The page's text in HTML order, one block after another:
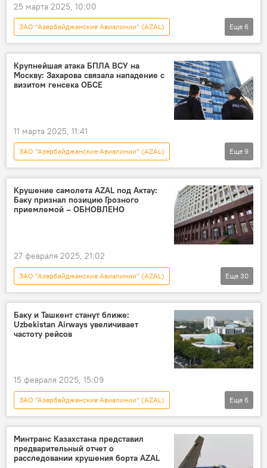
25 марта 2025, 10:00
ЗАО "Азербайджанские Авиалинии" (AZAL)
Новости
Россия
Азербайджан
авиакатастрофа
Москва Суд
Еще 6
Крупнейшая атака БПЛА ВСУ на
Москву: Захарова связала нападение с
визитом генсека ОБСЕ
11 марта 2025, 11:41
ЗАО "Азербайджанские Авиалинии" (AZAL)
Спецоперация России по защите Донбасса
Россия
МИД России
Мария Захарова
Еще 9
Крушение самолета AZAL под Актау:
Баку признал позицию Грозного
приемлемой – ОБНОВЛЕНО
27 февраля 2025, 21:02
ЗАО "Азербайджанские Авиалинии" (AZAL)
Азербайджан
Происшествия в Азербайджане
Грозный
Баку
AZAL
самолет
Ильхам Алиев
Али Асадов
ООН
Антониу Гутерреш
посол Азербайджана в России Рахман Мустафаев
Казахстан
МЧС АР
Крушение самолета AZAL в Казахстане
Еще 30
Баку и Ташкент станут ближе:
Uzbekistan Airways увеличивает
частоту рейсов
15 февраля 2025, 15:09
ЗАО "Азербайджанские Авиалинии" (AZAL)
Новости
Азербайджан
Узбекистан
Авиарейсы
Баку Ташкент
Еще 6
Минтранс Казахстана представил
предварительный отчет о
расследовании крушения борта AZAL